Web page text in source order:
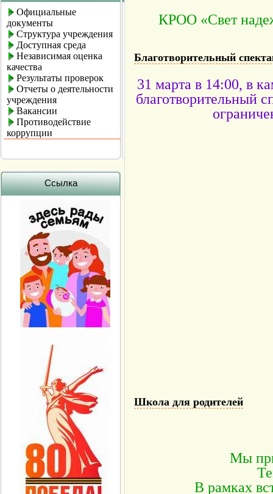
Официальные
документы
Структура учреждения
Доступная среда
Независимая оценка
качества
Результаты проверок
Отчеты о деятельности
учреждения
Вакансии
Противодействие
коррупции
Ссылка
КРОО «Свет
Благотворительный
31 марта в 14:00, в
благотворительный
Школа для родителей
Мы
В рамках